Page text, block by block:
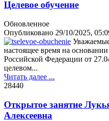
Целевое обучение
Обновленное
Опубликовано 29/10/2025,
настоящее время на
Российской Федерации от
целевом...
Читать далее ...
28440
Открытое занятие
Алексеевна